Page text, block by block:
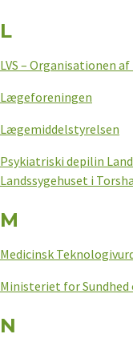
L
LVS – Organisationen
Lægeforeningen
Lægemiddelstyrelsen
Psykiatriski depilin
Landssygehuset i
M
Medicinsk
Ministeriet for Sundhed
N